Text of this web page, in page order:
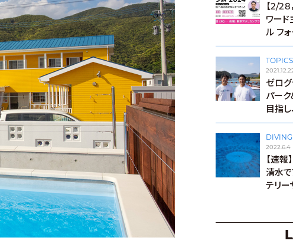
【2/
ワード
ル フ
TOPICS
ゼロ
パー
目指
DIVING
2022.6.4
【速
清水で
テリー